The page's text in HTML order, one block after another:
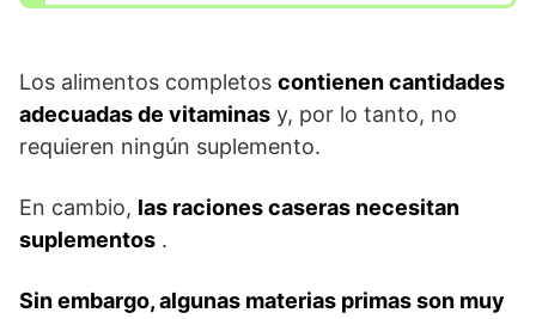
Los alimentos completos contienen cantidades
adecuadas de vitaminas y, por lo tanto, no
requieren ningún suplemento.
En cambio, las raciones caseras necesitan
suplementos .
Sin embargo, algunas materias primas son muy